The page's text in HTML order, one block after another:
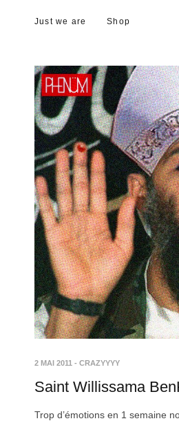
Just we are Shop
2 MAI 2011 - CRAZYYYY
Saint Willissama
Trop d’émotions en 1 semaine